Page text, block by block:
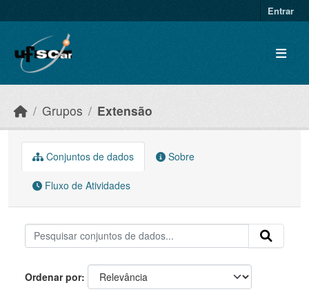
Entrar
Grupos Extensão
Conjuntos de dados Sobre
Fluxo de Atividades
Ordenar por